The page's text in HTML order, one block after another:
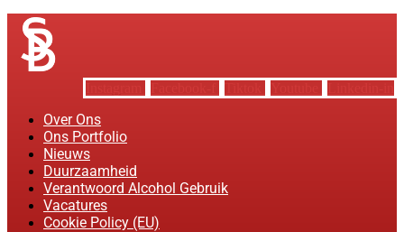
Over Ons
Ons Portfolio
Nieuws
Duurzaamheid
Verantwoord Alcohol Gebruik
Vacatures
Cookie Policy (EU)